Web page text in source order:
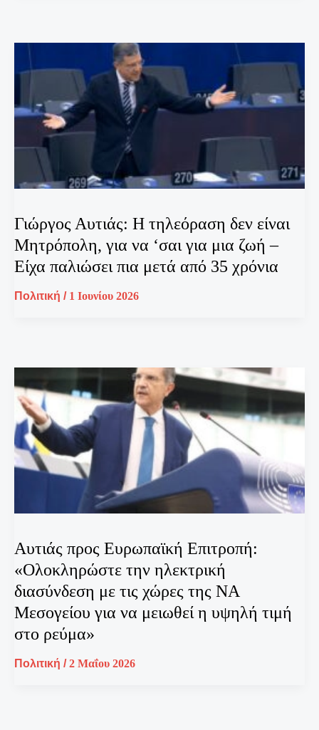
Γιώργος Αυτιάς: Η τηλεόραση δεν είναι
Μητρόπολη, για να ‘σαι για μια ζωή –
Είχα παλιώσει πια μετά από 35 χρόνια
Πολιτική / 1 Ιουνίου 2026
Αυτιάς προς Ευρωπαϊκή Επιτροπή:
«Ολοκληρώστε την ηλεκτρική
διασύνδεση με τις χώρες της ΝΑ
Μεσογείου για να μειωθεί η υψηλή τιμή
στο ρεύμα»
Πολιτική /2 Μαΐου 2026